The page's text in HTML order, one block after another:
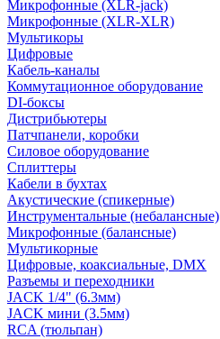
Микрофонные (XLR-jack)
Микрофонные (XLR-XLR)
Мультикоры
Цифровые
Кабель-каналы
Коммутационное оборудование
DI-боксы
Дистрибьютеры
Патчпанели, коробки
Силовое оборудование
Сплиттеры
Кабели в бухтах
Акустические (спикерные)
Инструментальные (небалансные)
Микрофонные (балансные)
Мультикорные
Цифровые, коаксиальные, DMX
Разъемы и переходники
JACK 1/4" (6.3мм)
JACK мини (3.5мм)
RCA (тюльпан)